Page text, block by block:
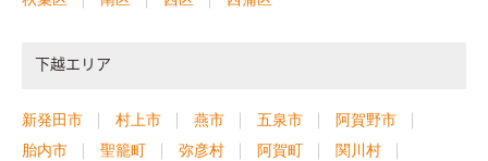
下越エリア
新発田市 村上市 燕市 五泉市
阿賀野市
胎内市
聖籠町 弥彦村 阿賀町
関川村